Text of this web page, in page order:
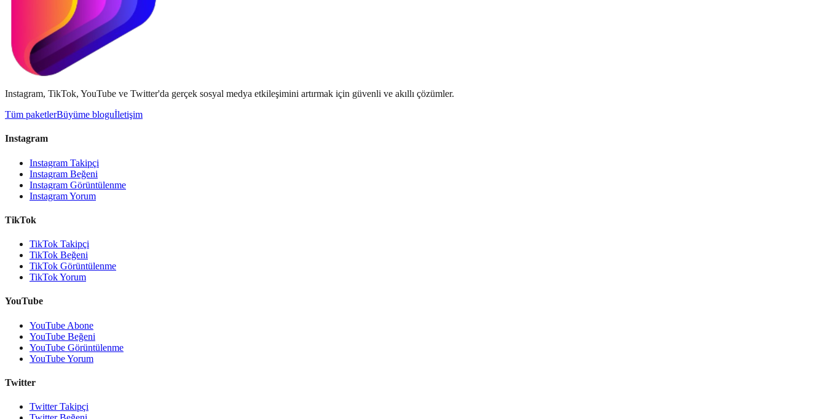
Instagram, TikTok, YouTube ve Twitter'da gerçek sosyal medya etkileşimini artırmak için güvenli ve akıllı çözümler.
Tüm paketlerBüyüme bloguİletişim
Instagram
Instagram Takipçi
Instagram Beğeni
Instagram Görüntülenme
Instagram Yorum
TikTok
TikTok Takipçi
TikTok Beğeni
TikTok Görüntülenme
TikTok Yorum
YouTube
YouTube Abone
YouTube Beğeni
YouTube Görüntülenme
YouTube Yorum
Twitter
Twitter Takipçi